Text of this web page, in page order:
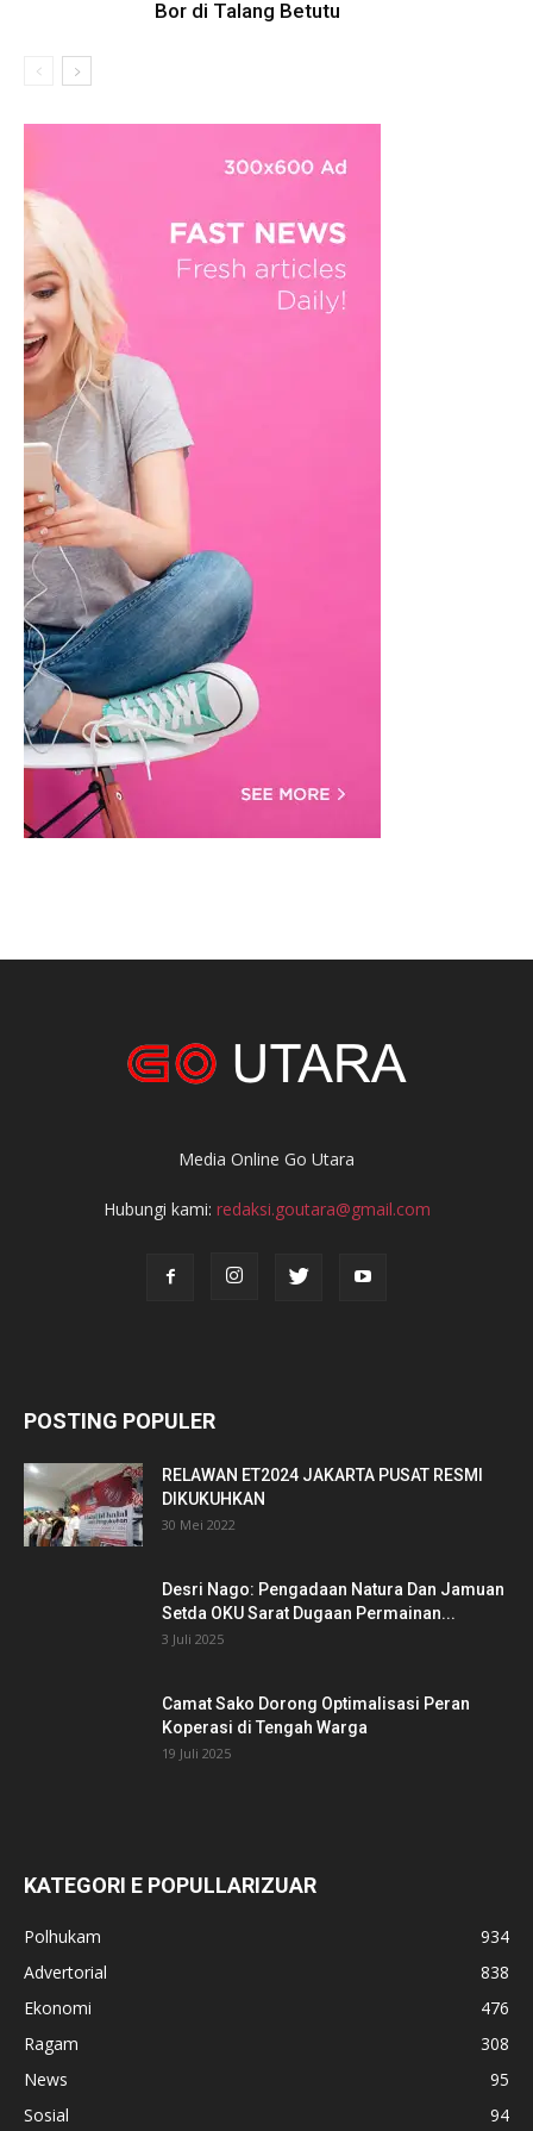
Bor di Talang Betutu
Media Online Go Utara
Hubungi kami: redaksi.goutara@gmail.com
POSTING POPULER
RELAWAN ET2024 JAKARTA PUSAT RESMI
DIKUKUHKAN
30 Mei 2022
Desri Nago: Pengadaan Natura Dan Jamuan
Setda OKU Sarat Dugaan Permainan...
3 Juli 2025
Camat Sako Dorong Optimalisasi Peran
Koperasi di Tengah Warga
19 Juli 2025
KATEGORI E POPULLARIZUAR
Polhukam
934
Advertorial
838
Ekonomi
476
Ragam
308
News
95
Sosial
94